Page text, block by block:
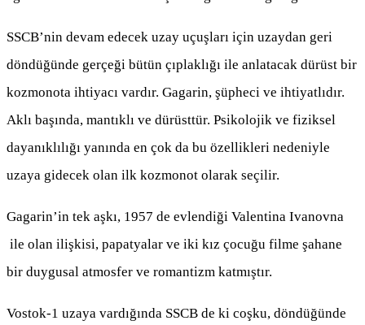
SSCB’nin devam edecek uzay uçuşları için uzaydan geri
döndüğünde gerçeği bütün çıplaklığı ile anlatacak dürüst bir
kozmonota ihtiyacı vardır. Gagarin, şüpheci ve ihtiyatlıdır.
Aklı başında, mantıklı ve dürüsttür. Psikolojik ve fiziksel
dayanıklılığı yanında en çok da bu özellikleri nedeniyle
uzaya gidecek olan ilk kozmonot olarak seçilir.
Gagarin’in tek aşkı, 1957 de evlendiği Valentina Ivanovna
ile olan ilişkisi, papatyalar ve iki kız çocuğu filme şahane
bir duygusal atmosfer ve romantizm katmıştır.
Vostok-1 uzaya vardığında SSCB de ki coşku, döndüğünde